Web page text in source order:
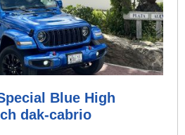
Blue High
dak-cabrio